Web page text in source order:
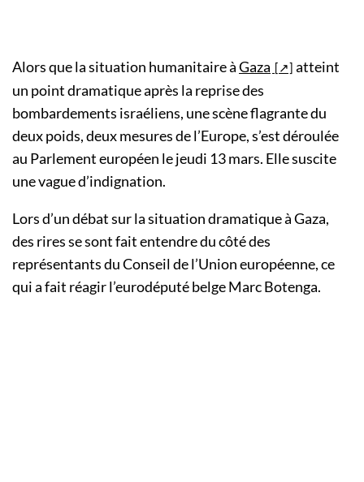
Alors que la situation humanitaire àGaza
atteint
un point dramatique après la reprise des
bombardements israéliens, une scène flagrante du
deux poids, deux mesures de l’Europe, s’est déroulée
au Parlement européen le jeudi 13 mars. Elle suscite
une vague d’indignation.
Lors d’un débat sur la situation dramatique à Gaza,
des rires se sont fait entendre du côté des
représentants du Conseil de l’Union européenne, ce
qui a fait réagir l’eurodéputé belge Marc Botenga.